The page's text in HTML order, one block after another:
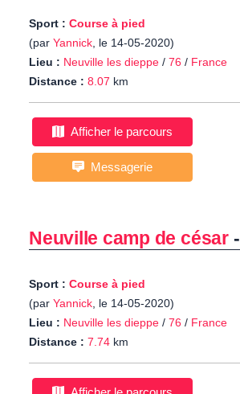
Sport : Course à pied
(par Yannick, le 14-05-2020)
Lieu : Neuville les dieppe / 76 / France
Distance : 8.07 km
Afficher le parcours
Messagerie
Neuville camp de césar-
Sport : Course à pied
(par Yannick, le 14-05-2020)
Lieu : Neuville les dieppe / 76 / France
Distance : 7.74 km